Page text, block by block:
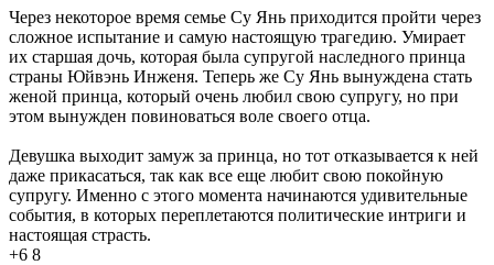
Через некоторое время семье Су Янь приходится пройти через
сложное испытание и самую настоящую трагедию. Умирает
их старшая дочь, которая была супругой наследного принца
страны Юйвэнь Инженя. Теперь же Су Янь вынуждена стать
женой принца, который очень любил свою супругу, но при
этом вынужден повиноваться воле своего отца.
Девушка выходит замуж за принца, но тот отказывается к ней
даже прикасаться, так как все еще любит свою покойную
супругу. Именно с этого момента начинаются удивительные
события, в которых переплетаются политические интриги и
настоящая страсть.
+6 8